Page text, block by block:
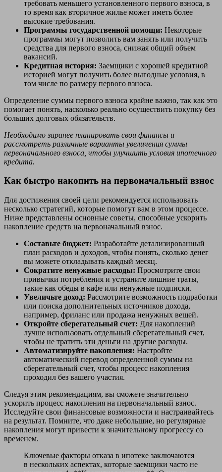
требовать меньшего установленного первого взноса, в
то время как вторичное жилье может иметь более
высокие требования.
Программы государственной помощи: Некоторые
программы могут позволить вам занять или получить
средства для первого взноса, снижая общий объем
вакансий.
Кредитная история: Заемщики с хорошей кредитной
историей могут получить более выгодные условия, в
том числе по размеру первого взноса.
Определение суммы первого взноса крайне важно, так как это
помогает понять, насколько реально осуществить покупку без
больших долговых обязательств.
Необходимо заранее планировать свои финансы и
рассмотреть различные варианты увеличения суммы
первоначального взноса, чтобы улучшить условия ипотечного
кредита.
Как быстро накопить на первоначальный взнос
Для достижения своей цели рекомендуется использовать
несколько стратегий, которые помогут вам в этом процессе.
Ниже представлены основные советы, способные ускорить
накопление средств на первоначальный взнос.
Составьте бюджет: Разработайте детализированный
план расходов и доходов, чтобы понять, сколько денег
вы можете откладывать каждый месяц.
Сократите ненужные расходы: Просмотрите свои
привычки потребления и устраните лишние траты,
такие как обеды в кафе или ненужные подписки.
Увеличьте доход: Рассмотрите возможность подработки
или поиска дополнительных источников дохода,
например, фриланс или продажа ненужных вещей.
Откройте сберегательный счет: Для накоплений
лучше использовать отдельный сберегательный счет,
чтобы не тратить эти деньги на другие расходы.
Автоматизируйте накопления: Настройте
автоматический перевод определенной суммы на
сберегательный счет, чтобы процесс накопления
проходил без вашего участия.
Следуя этим рекомендациям, вы сможете значительно
ускорить процесс накопления на первоначальный взнос.
Исследуйте свои финансовые возможности и настраивайтесь
на результат. Помните, что даже небольшие, но регулярные
накопления могут привести к значительному прогрессу со
временем.
Ключевые факторы отказа в ипотеке заключаются
в нескольких аспектах, которые заемщики часто не